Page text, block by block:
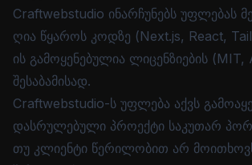
Craftwebstudio ინარჩუნებს უფლებას
ღია წყაროს კოდზე (Next.js, React,
ის გამოყენებულია ლიცენზიების (MIT,
შესაბამისად.
Craftwebstudio-ს უფლება აქვს
დასრულებული პროექტი საკუთარ
თუ კლიენტი წერილობით არ